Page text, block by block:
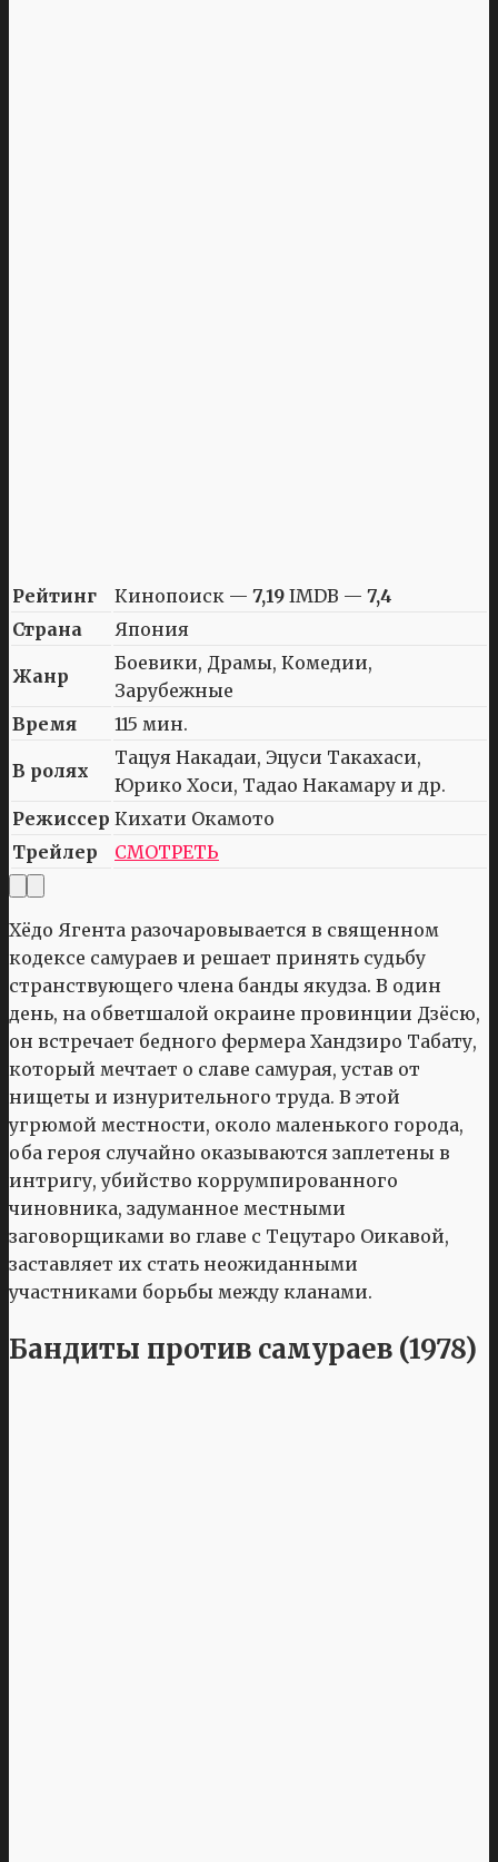
Рейтинг Кинопоиск — 7,19 IMDB — 7,4
Страна
Япония
Жанр
Боевики, Драмы, Комедии,
Зарубежные
Время
115 мин.
В ролях
Тацуя Накадаи, Эцуси Такахаси,
Юрико Хоси, Тадао Накамару и др.
Режиссер Кихати Окамото
Трейлер
СМОТРЕТЬ
Хёдо Ягента разочаровывается в священном
кодексе самураев и решает принять судьбу
странствующего члена банды якудза. В один
день, на обветшалой окраине провинции Дзёсю,
он встречает бедного фермера Хандзиро Табату,
который мечтает о славе самурая, устав от
нищеты и изнурительного труда. В этой
угрюмой местности, около маленького города,
оба героя случайно оказываются заплетены в
интригу, убийство коррумпированного
чиновника, задуманное местными
заговорщиками во главе с Тецутаро Оикавой,
заставляет их стать неожиданными
участниками борьбы между кланами.
Бандиты против самураев (1978)